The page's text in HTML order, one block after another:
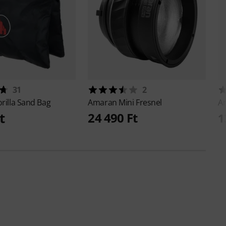
31
Sand Bag
2
Amaran Mini Fresnel
24 490 Ft